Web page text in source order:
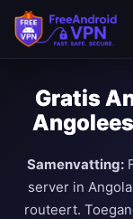
Gratis
Samenvatting:
server in
routeert.